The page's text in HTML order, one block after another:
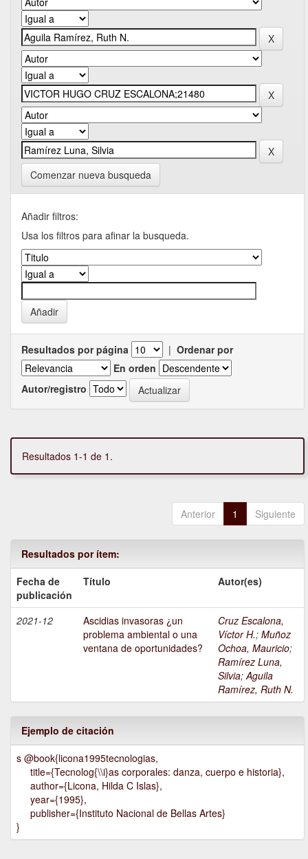
Comenzar nueva busqueda
Añadir filtros:
Usa los filtros para afinar la busqueda.
Resultados por página | Ordenar por
En orden
Autor/registro
Resultados 1-1 de 1.
Anterior 1 Siguiente
Resultados por ítem:
Fecha de
publicación
Título Autor(es)
2021-12
Ascidias invasoras ¿un
problema ambiental o una
ventana de oportunidades?
Cruz Escalona,
Víctor H.; Muñoz
Ochoa, Mauricio;
Ramírez Luna,
Silvia;Aguila
Ramírez, Ruth N.
Ejemplo de citación
s @book{licona1995tecnologias,
title={Tecnolog{\\i}as corporales: danza, cuerpo e historia},
author={Licona, Hilda C Islas},
year={1995},
publisher={Instituto Nacional de Bellas Artes}
}